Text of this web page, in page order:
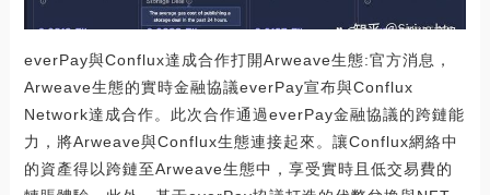
everPay與Conflux達成合作打開Arweave生態:官方消息，
Arweave生態的實時金融協議everPay宣布與Conflux
Network達成合作。此次合作通過everPay金融協議的跨鏈能
力，將Arweave與Conflux生態連接起來。讓Conflux網絡中
的資產得以跨鏈至Arweave生態中，享受實時且低交易費的